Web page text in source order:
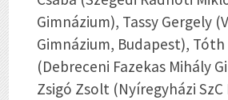
Gimnázium), Tassy Gergely
Gimnázium, Budapest),
(Debreceni Fazekas Mihály
Zsigó Zsolt (Nyíregyházi